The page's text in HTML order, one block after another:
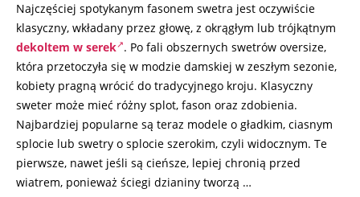
Najczęściej spotykanym fasonem swetra jest oczywiście
klasyczny, wkładany przez głowę, z okrągłym lub trójkątnym
dekoltem w serek . Po fali obszernych swetrów oversize,
która przetoczyła się w modzie damskiej w zeszłym sezonie,
kobiety pragną wrócić do tradycyjnego kroju. Klasyczny
sweter może mieć różny splot, fason oraz zdobienia.
Najbardziej popularne są teraz modele o gładkim, ciasnym
splocie lub swetry o splocie szerokim, czyli widocznym. Te
pierwsze, nawet jeśli są cieńsze, lepiej chronią przed
wiatrem, ponieważ ściegi dzianiny tworzą …